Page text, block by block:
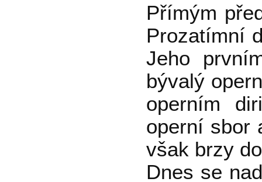
Přímým
Prozatímní
Jeho
bývalý
operním
operní sbor
však brzy
Dnes se